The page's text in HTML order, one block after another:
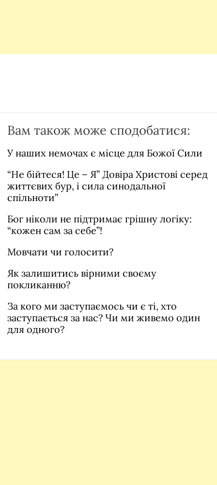
Вам також може сподобатися:
У наших немочах є місце для Божої Сили
“Не бійтеся! Це – Я” Довіра Христові серед
життєвих бур, і сила синодальної
спільноти”
Бог ніколи не підтримає грішну логіку:
“кожен сам за себе”!
Мовчати чи голосити?
Як залишитись вірними своєму
покликанню?
За кого ми заступаємось чи є ті, хто
заступається за нас? Чи ми живемо один
для одного?